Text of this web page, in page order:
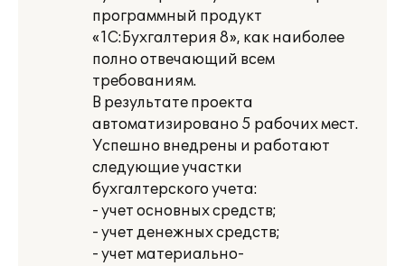
программный продукт
«1С:Бухгалтерия 8», как наиболее
полно отвечающий всем
требованиям.
В результате проекта
автоматизировано 5 рабочих мест.
Успешно внедрены и работают
следующие участки
бухгалтерского учета:
- учет основных средств;
- учет денежных средств;
- учет материально-